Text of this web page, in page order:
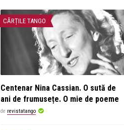
CĂRȚILE TANGO
Centenar Nina Cassian. O sută de
ani de frumusețe. O mie de poeme
de revistatango